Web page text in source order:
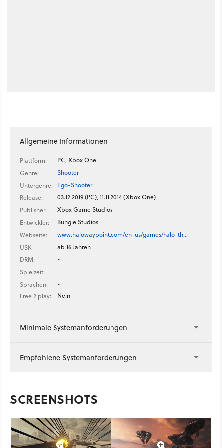
Allgemeine Informationen
Plattform:
PC, Xbox One
Genre:
Shooter
Untergenre:
Ego-Shooter
Release:
03.12.2019 (PC), 11.11.2014 (Xbox One)
Publisher:
Xbox Game Studios
Entwickler:
Bungie Studios
Webseite:
www.halowaypoint.com/en-us/games/halo-th…
USK:
ab 16 Jahren
DRM:
-
Spielzeit:
-
Sprachen:
-
Free 2 play:
Nein
Minimale Systemanforderungen
Empfohlene Systemanforderungen
SCREENSHOTS